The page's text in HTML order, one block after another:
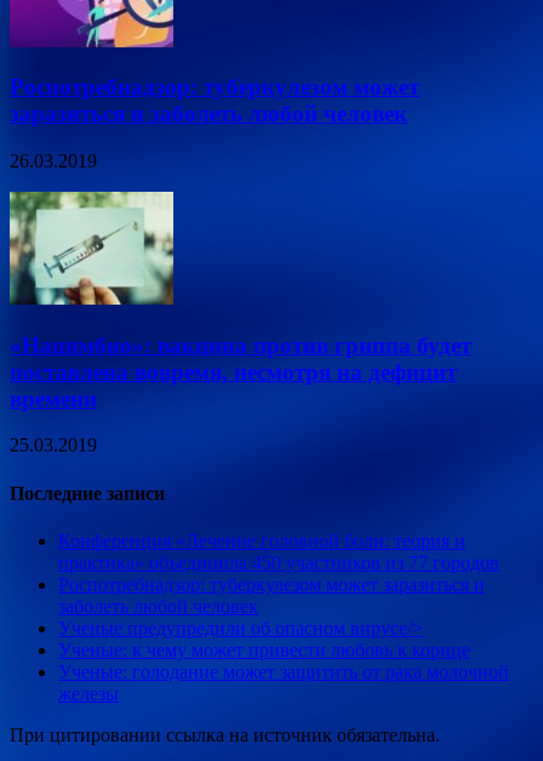
Роспотребнадзор: туберкулезом может
заразиться и заболеть любой человек
26.03.2019
«Нацимбио»: вакцина против гриппа будет
поставлена вовремя, несмотря на дефицит
времени
25.03.2019
Последние записи
Конференция «Лечение головной боли: теория и
практика» объединила 450 участников из 77 городов
Роспотребнадзор: туберкулезом может заразиться и
заболеть любой человек
Ученые предупредили об опасном вирусе/>
Ученые: к чему может привести любовь к корице
Ученые: голодание может защитить от рака молочной
железы
При цитировании ссылка на источник обязательна.